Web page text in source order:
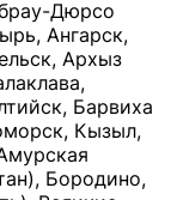
Дюрсо
Ангарск,
Архыз
Барвиха
Кызыл,
Бородино,